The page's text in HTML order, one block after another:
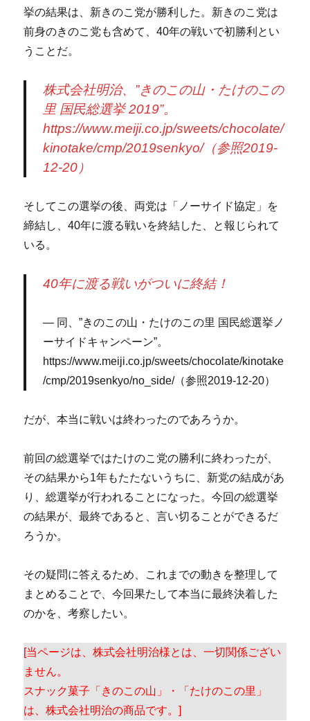
挙の結果は、新きのこ党が勝利した。新きのこ党は
前身のきのこ党も含めて、40年の戦いで初勝利とい
うことだ。
株式会社明治、”きのこの山・たけのこの
里 国民総選挙 2019”。
https://www.meiji.co.jp/sweets/chocolate/
kinotake/cmp/2019senkyo/（参照2019-
12-20）
そしてこの選挙の後、両党は「ノーサイド協定」を
締結し、40年に渡る戦いを終結した、と報じられて
いる。
40年に渡る戦いがついに終結！
同、”きのこの山・たけのこの里 国民総選挙ノ
ーサイドキャンペーン”。
https://www.meiji.co.jp/sweets/chocolate/kinotake
/cmp/2019senkyo/no_side/（参照2019-12-20）
だが、本当に戦いは終わったのであろうか。
前回の総選挙ではたけのこ党の勝利に終わったが、
その結果から1年もたたないうちに、新党の結成があ
り、総選挙が行われることになった。今回の総選挙
の結果が、最終であると、言い切ることができるだ
ろうか。
その疑問に答えるため、これまでの動きを整理して
まとめることで、今回果たして本当に最終決着した
のかを、考察したい。
[当ページは、株式会社明治様とは、一切関係ござい
ません。
スナック菓子「きのこの山」・「たけのこの里」
は、株式会社明治の商品です。]